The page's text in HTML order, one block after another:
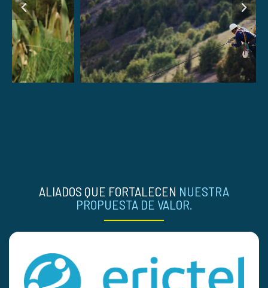
ALIADOS QUE FORTALECEN NUESTRA
PROPUESTA DE VALOR.